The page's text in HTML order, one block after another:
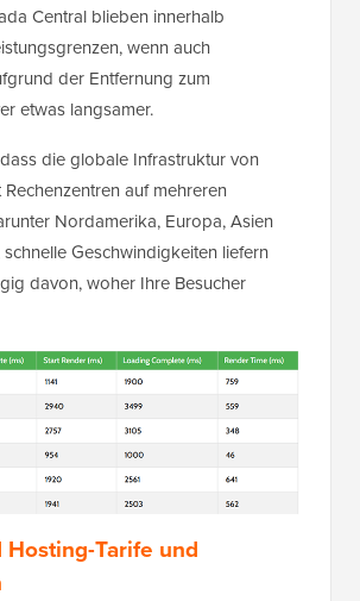
Central blieben innerhalb
wenn auch
der Entfernung zum
etwas langsamer.
die globale Infrastruktur von
auf mehreren
Nordamerika, Europa, Asien
Geschwindigkeiten liefern
davon, woher Ihre Besucher
Tarife und